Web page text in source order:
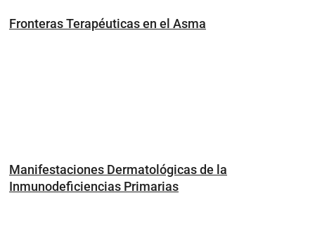
Fronteras Terapéuticas en el Asma
Manifestaciones Dermatológicas de la
Inmunodeficiencias Primarias